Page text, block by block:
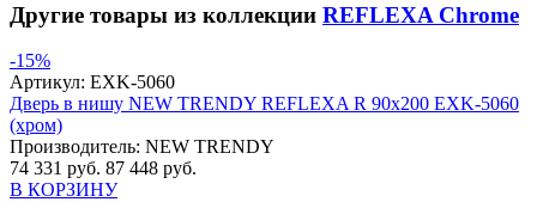
Другие товары из коллекции REFLEXA Chrome
-15%
Артикул: EXK-5060
Дверь в нишу NEW TRENDY REFLEXA R 90x200 EXK-5060
(хром)
Производитель: NEW TRENDY
74 331 руб. 87 448 руб.
В КОРЗИНУ